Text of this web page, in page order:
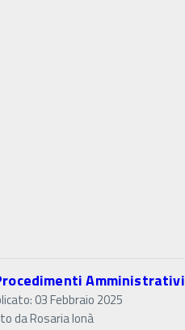
Amministrativi
03 Febbraio 2025
daRosaria Ionà